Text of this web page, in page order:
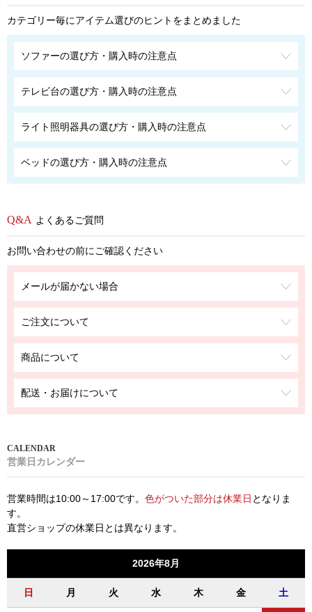
カテゴリー毎にアイテム選びのヒントをまとめました
ソファーの選び方・購入時の注意点
テレビ台の選び方・購入時の注意点
ライト照明器具の選び方・購入時の注意点
ベッドの選び方・購入時の注意点
よくあるご質問
お問い合わせの前にご確認ください
メールが届かない場合
ご注文について
商品について
配送・お届けについて
営業日カレンダー
営業時間は10:00～17:00です。 色がついた部分は休業日 となりま
す。
直営ショップの休業日とは異なります。
2026年8月
日 月 火 水 木 金 土